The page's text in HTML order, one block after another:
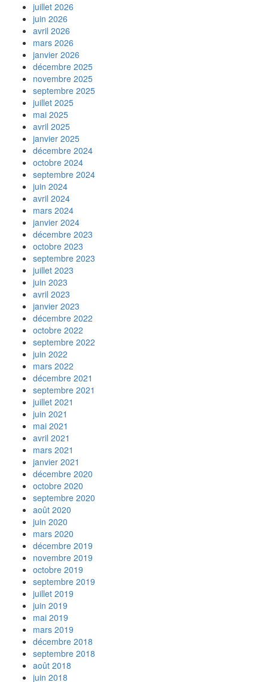
juillet 2026
juin 2026
avril 2026
mars 2026
janvier 2026
décembre 2025
novembre 2025
septembre 2025
juillet 2025
mai 2025
avril 2025
janvier 2025
décembre 2024
octobre 2024
septembre 2024
juin 2024
avril 2024
mars 2024
janvier 2024
décembre 2023
octobre 2023
septembre 2023
juillet 2023
juin 2023
avril 2023
janvier 2023
décembre 2022
octobre 2022
septembre 2022
juin 2022
mars 2022
décembre 2021
septembre 2021
juillet 2021
juin 2021
mai 2021
avril 2021
mars 2021
janvier 2021
décembre 2020
octobre 2020
septembre 2020
août 2020
juin 2020
mars 2020
décembre 2019
novembre 2019
octobre 2019
septembre 2019
juillet 2019
juin 2019
mai 2019
mars 2019
décembre 2018
septembre 2018
août 2018
juin 2018